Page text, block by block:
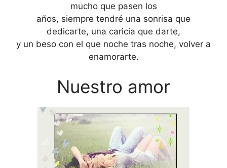
mucho que pasen los
años, siempre tendré una sonrisa que
dedicarte, una caricia que darte,
y un beso con el que noche tras noche, volver a
enamorarte.
Nuestro amor